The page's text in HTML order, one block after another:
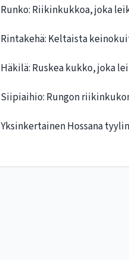
Runko: Riikinkukkoa, joka
Rintakehä: Keltaista
Häkilä: Ruskea kukko, joka
Siipiaihio: Rungon
Yksinkertainen Hossana